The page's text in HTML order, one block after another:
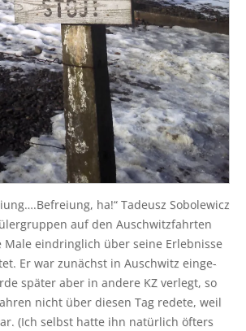
ha!“ Tade­usz Sobo­le­wicz
auf den Ausch­witz­fahr­ten
Male ein­dring­lich über sei­ne Erleb­nis­se
Er war zunächst in Ausch­witz ein­ge­
spä­ter aber in ande­re KZ ver­legt, so
nicht über die­sen Tag rede­te, weil
(Ich selbst hat­te ihn natür­lich öfters